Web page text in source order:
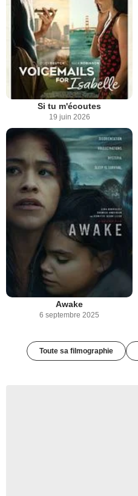
Si tu m'écoutes
19 juin 2026
Awake
6 septembre 2025
Toute sa filmographie